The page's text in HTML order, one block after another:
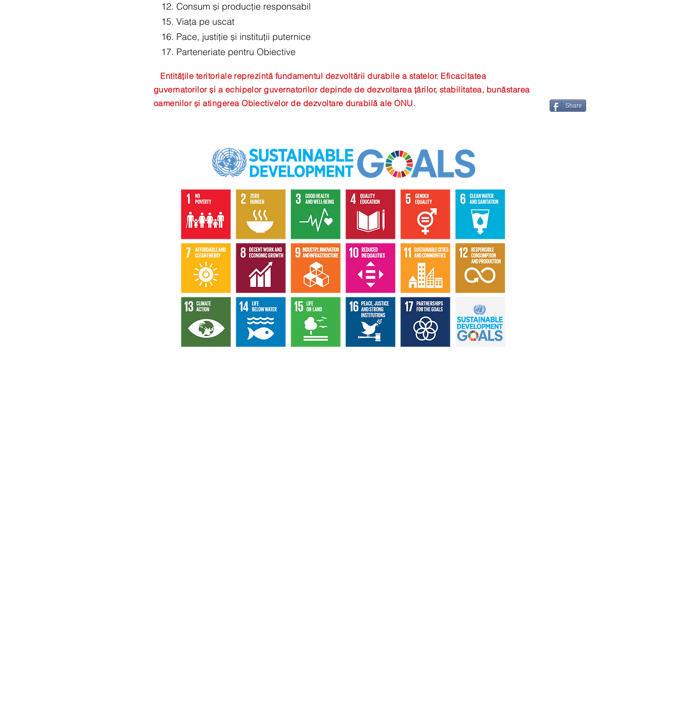
12. Consum și producție responsabil
15. Viața pe uscat
16. Pace, justiție și instituții puternice
17. Parteneriate pentru Obiective
Entitățile teritoriale reprezintă fundamentul dezvoltării durabile a statelor. Eficacitatea
guvernatorilor și a echipelor guvernatorilor depinde de dezvoltarea țărilor, stabilitatea, bunăstarea
oamenilor și atingerea Obiectivelor de dezvoltare durabilă ale ONU.
Share